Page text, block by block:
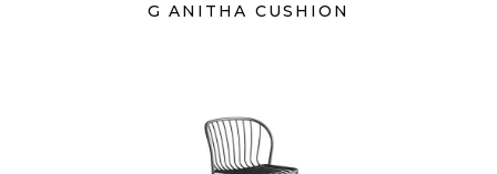
G ANITHA CUSHION